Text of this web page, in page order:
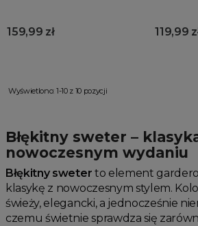
159,99 zł 119,99
Wyświetlono: 1-10 z 10 pozycji
Błękitny sweter –
nowoczesnym wydaniu
Błękitny sweter to element
klasykę z nowoczesnym stylem.
świeży, elegancki, a jednocześnie
czemu świetnie sprawdza się